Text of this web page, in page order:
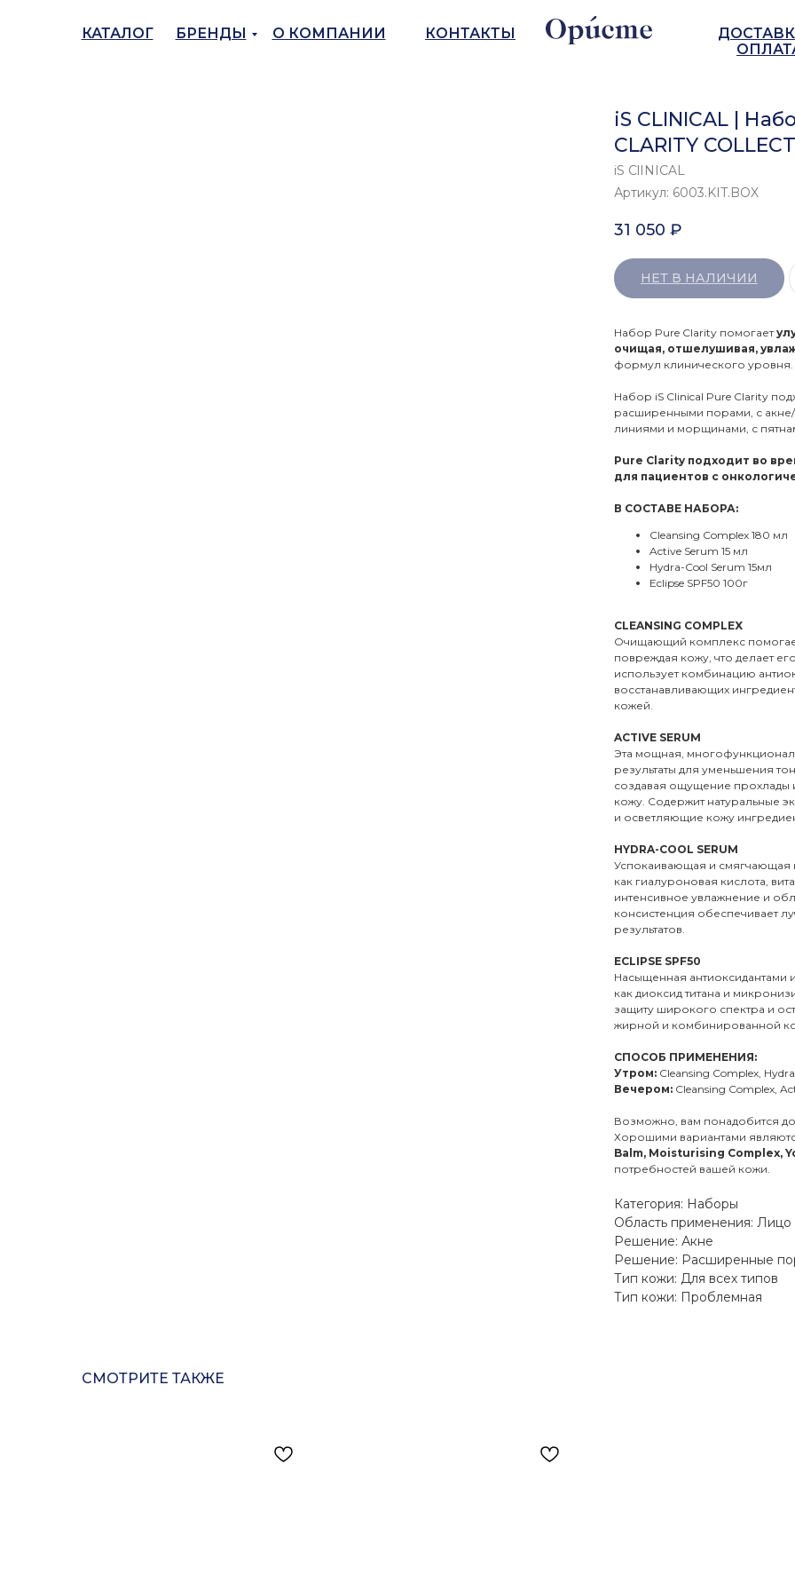
О КОМПАНИИ
БРЕНДЫ
КАТАЛОГ КОНТАКТЫ
iS CLINICAL |
CLARITY
iS ClINICAL
Артикул: 6003.KIT.BOX
31 050 ₽
НЕТ В НАЛИЧИИ
Набор Pure Clarity помогает
очищая, отшелушивая,
формул клинического уровня.
Набор iS Clinical Pure Clarity
расширенными порами, с
линиями и морщинами, с
Pure Clarity подходит во
для пациентов с
В СОСТАВЕ НАБОРА:
Cleansing Complex 180 мл
Active Serum 15 мл
Hydra-Cool Serum 15мл
Eclipse SPF50 100г
CLEANSING COMPLEX
Очищающий комплекс
повреждая кожу, что делает
использует комбинацию
восстанавливающих
кожей.
ACTIVE SERUM
Эта мощная,
результаты для уменьшения
создавая ощущение прохлады
кожу. Содержит натуральные
и осветляющие кожу
HYDRA-COOL SERUM
Успокаивающая и смягчающая
как гиалуроновая кислота,
интенсивное увлажнение и
консистенция обеспечивает
результатов.
ECLIPSE SPF50
Насыщенная антиоксидантами
как диоксид титана и
защиту широкого спектра и
жирной и комбинированной
СПОСОБ ПРИМЕНЕНИЯ:
Утром: Cleansing Complex,
Вечером: Cleansing Complex,
Возможно, вам понадобится
Хорошими вариантами
Balm, Moisturising Complex,
потребностей вашей кожи.
Категория: Наборы
Область применения: Лицо
Решение: Акне
Решение: Расширенные
Тип кожи: Для всех типов
Тип кожи: Проблемная
СМОТРИТЕ ТАКЖЕ